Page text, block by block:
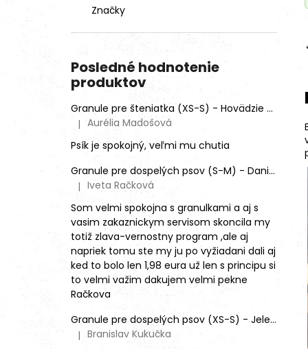
Značky
Posledné hodnotenie
produktov
Granule pre šteniatka (XS-S) - Hovädzie + Morčacie 4kg
Hodnotenie produktu je 5 z 5 hviezdičiek.
| Aurélia Madošová
Psík je spokojný, veľmi mu chutia
Granule pre dospelých psov (S-M) - Daniel škvrnitý (SENSITIVE)
Hodnotenie produktu je 5 z 5 hviezdičiek.
| Iveta Račková
Som velmi spokojna s granulkami a aj s
vasim zakaznickym servisom skoncila my
totiž zlava-vernostny program ,ale aj
napriek tomu ste my ju po vyžiadani dali aj
ked to bolo len 1,98 eura už len s principu si
to velmi važim dakujem velmi pekne
Račkova
Granule pre dospelých psov (XS-S) - Jeleň lesný (SENSITIVE) 9kg
Hodnotenie produktu je 5 z 5 hviezdičiek.
| Branislav Kukučka